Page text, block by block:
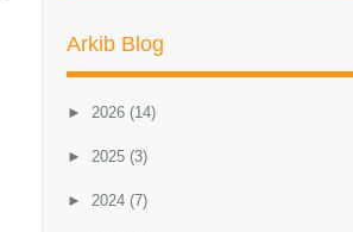
Arkib Blog
► 2026 (14)
► 2025 (3)
► 2024 (7)